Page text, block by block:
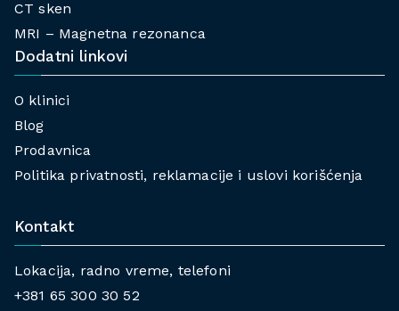
CT sken
MRI – Magnetna rezonanca
Dodatni linkovi
O klinici
Blog
Prodavnica
Politika privatnosti, reklamacije i uslovi korišćenja
Kontakt
Lokacija, radno vreme, telefoni
+381 65 300 30 52